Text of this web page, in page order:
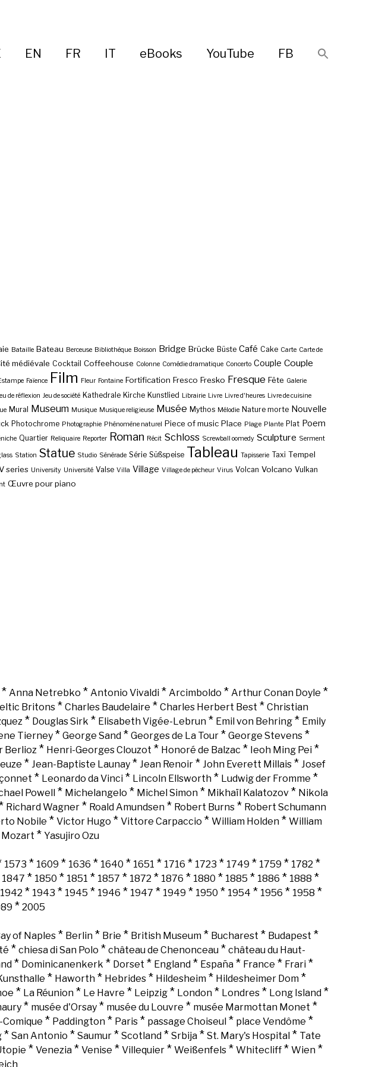
EN FR IT eBooks YouTube FB
Bataille Bateau Berceuse Bibliothèque Boisson Bridge Brücke Büste Café Cake Carte Carte de
médiévale Cocktail Coffeehouse Colonne Comédie dramatique Concerto Couple Couple
Faïence Film Fleur Fontaine Fortification Fresco Fresko Fresque Fête Galerie
de réflexion Jeu de société Kathedrale Kirche Kunstlied Librairie Livre Livre d'heures Livre de cuisine
Mural Museum Musique Musique religieuse Musée Mythos Mélodie Nature morte Nouvelle
Photochrome Photographie Phénomène naturel Piece of music Place Plage Plante Plat Poem
Quartier Reliquaire Reporter Roman Récit Schloss Screwball oomedy Sculpture Serment
Station Statue Studio Sénérade Série Süßspeise Tableau Tapisserie Taxi Tempel
series University Université Valse Villa Village Village de pêcheur Virus Volcan Volcano Vulkan
Œuvre pour piano
* Anna Netrebko * Antonio Vivaldi* Arcimboldo * Arthur Conan Doyle *
Britons* Charles Baudelaire * Charles Herbert Best * Christian
* Douglas Sirk * Elisabeth Vigée-Lebrun* Emil von Behring* Emily
Tierney* George Sand* Georges de La Tour* George Stevens*
Berlioz* Henri-Georges Clouzot * Honoré de Balzac * Ieoh Ming Pei*
* Jean-Baptiste Launay * Jean Renoir * John Everett Millais * Josef
* Leonardo da Vinci * Lincoln Ellsworth * Ludwig der Fromme *
Powell * Michelangelo * Michel Simon * Mikhaïl Kalatozov * Nikola
Richard Wagner * Roald Amundsen * Robert Burns * Robert Schumann
Nobile * Victor Hugo * Vittore Carpaccio * William Holden * William
Mozart * Yasujiro Ozu
1573 * 1609 * 1636 * 1640 * 1651 * 1716 * 1723 * 1749 * 1759 * 1782 *
1847 * 1850 * 1851 * 1857 * 1872 * 1876 * 1880 * 1885 * 1886 * 1888 *
1942 * 1943 * 1945 * 1946 * 1947 * 1949 * 1950 * 1954 * 1956 * 1958 *
* 2005
of Naples* Berlin* Brie * British Museum* Bucharest * Budapest *
* chiesa di San Polo * château de Chenonceau* château du Haut-
* Dominicanenkerk * Dorset * England * España * France * Frari *
* Haworth * Hebrides * Hildesheim * Hildesheimer Dom *
* La Réunion* Le Havre * Leipzig* London* Londres* Long Island*
* musée d'Orsay * musée du Louvre * musée Marmottan Monet *
* Paddington* Paris* passage Choiseul* place Vendôme *
* San Antonio * Saumur * Scotland * Srbija * St. Mary's Hospital * Tate
* Venezia* Venise * Villequier* Weißenfels* Whitecliff* Wien*